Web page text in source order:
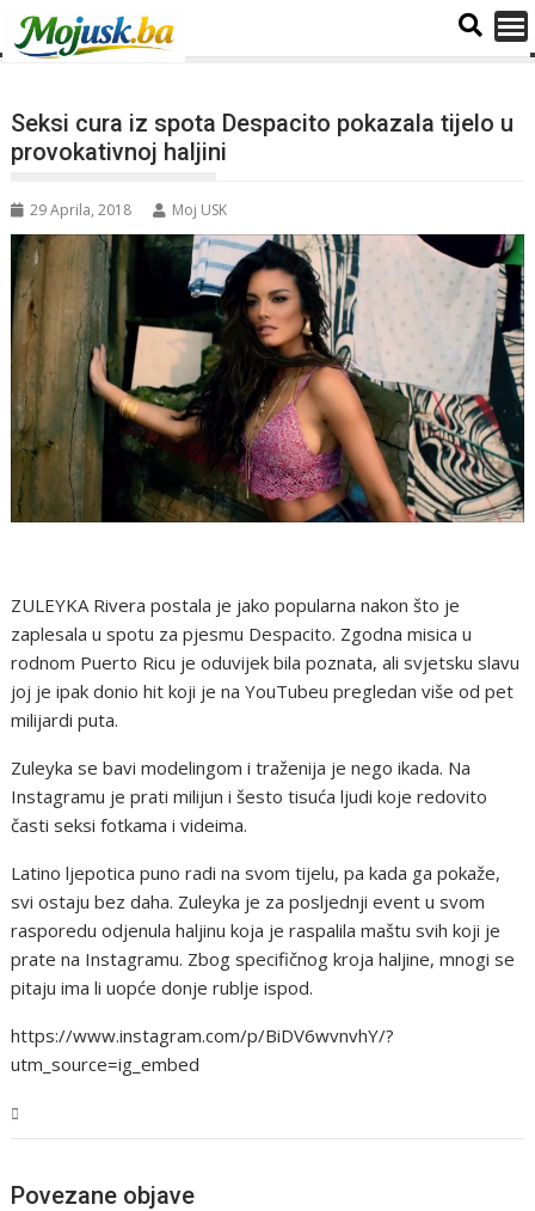
Seksi cura iz spota Despacito pokazala tijelo u
provokativnoj haljini
29 Aprila, 2018 Moj USK
ZULEYKA Rivera postala je jako popularna nakon što je
zaplesala u spotu za pjesmu Despacito. Zgodna misica u
rodnom Puerto Ricu je oduvijek bila poznata, ali svjetsku slavu
joj je ipak donio hit koji je na YouTubeu pregledan više od pet
milijardi puta.
Zuleyka se bavi modelingom i traženija je nego ikada. Na
Instagramu je prati milijun i šesto tisuća ljudi koje redovito
časti seksi fotkama i videima.
Latino ljepotica puno radi na svom tijelu, pa kada ga pokaže,
svi ostaju bez daha. Zuleyka je za posljednji event u svom
rasporedu odjenula haljinu koja je raspalila maštu svih koji je
prate na Instagramu. Zbog specifičnog kroja haljine, mnogi se
pitaju ima li uopće donje rublje ispod.
https://www.instagram.com/p/BiDV6wvnvhY/?
utm_source=ig_embed
Povezane objave